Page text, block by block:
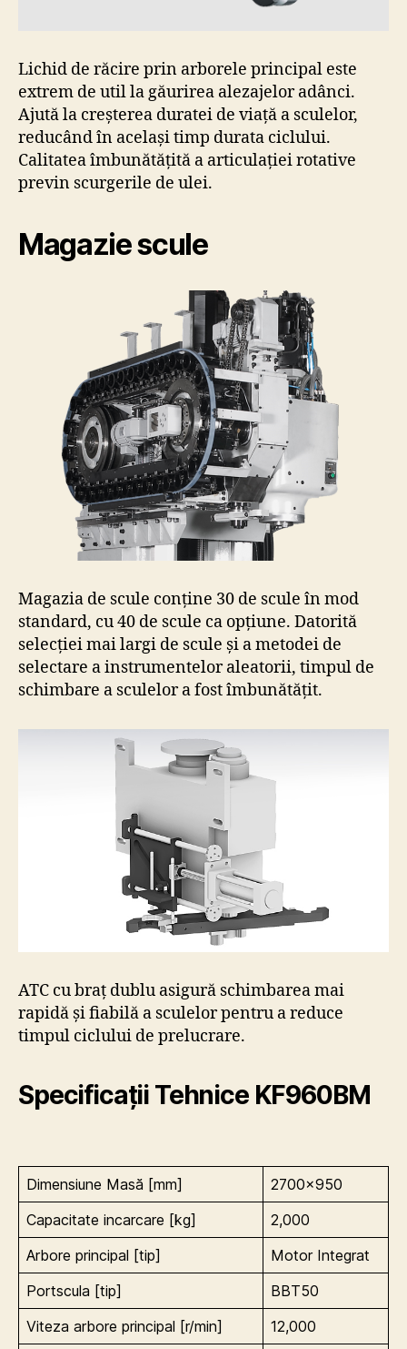
Lichid de răcire prin arborele principal este
extrem de util la găurirea alezajelor adânci.
Ajută la creșterea duratei de viață a sculelor,
reducând în același timp durata ciclului.
Calitatea îmbunătățită a articulației rotative
previn scurgerile de ulei.
Magazie scule
Magazia de scule conține 30 de scule în mod
standard, cu 40 de scule ca opțiune. Datorită
selecției mai largi de scule și a metodei de
selectare a instrumentelor aleatorii, timpul de
schimbare a sculelor a fost îmbunătățit.
ATC cu braț dublu asigură schimbarea mai
rapidă și fiabilă a sculelor pentru a reduce
timpul ciclului de prelucrare.
Specificații Tehnice KF960BM
Dimensiune Masă [mm]
2700×950
Capacitate incarcare [kg]
2,000
Arbore principal [tip]
Motor Integrat
Portscula [tip]
BBT50
Viteza arbore principal [r/min]
12,000